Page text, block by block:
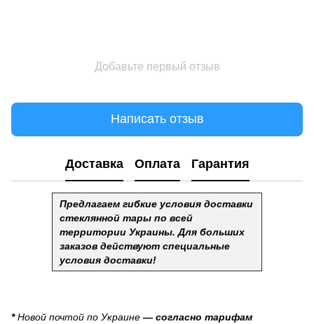
Добавьте первый отзыв
Написать отзыв
Доставка Оплата Гарантия
Предлагаем гибкие условия доставки
стеклянной тары по всей
территории Украины. Для больших
заказов действуют специальные
условия доставки!
*Новой почтой по Украине — согласно тарифам